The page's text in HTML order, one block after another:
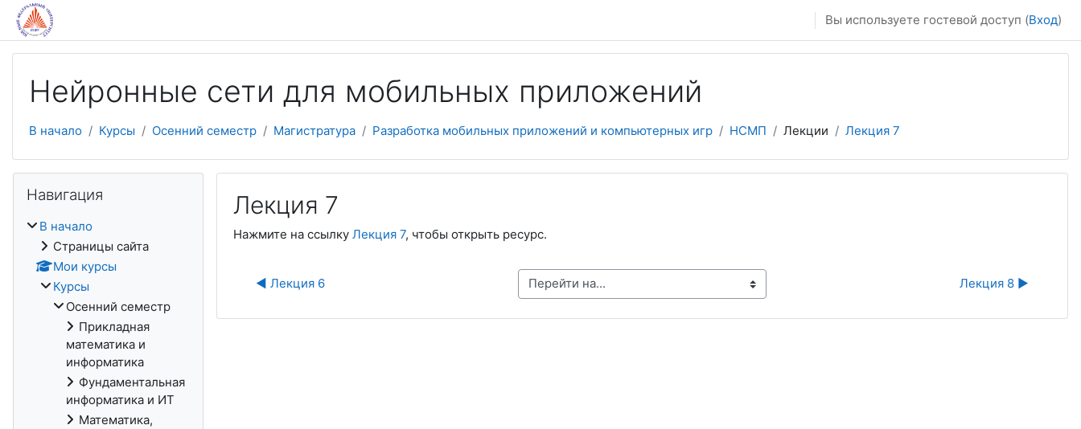
Перейти к основному содержанию
Вы используете гостевой доступ (Вход)
Нейронные сети для мобильных приложений
В начало Курсы Осенний семестр Магистратура Разработка мобильных приложений и компьютерных игр НСМП Лекции Лекция 7
Лекция 7
Нажмите на ссылку Лекция 7, чтобы открыть ресурс.
◀︎ Лекция 6 Перейти на... Лекция 8 ▶︎
Навигация
В начало
Страницы сайта
Мои курсы
Курсы
Осенний семестр
Прикладная
математика и
информатика
Фундаментальная
информатика и ИТ
Математика,